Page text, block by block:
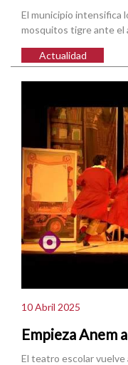
El municipio intensifica
mosquitos tigre ante el
Actualidad
10 Abril 2025
Empieza Anem
El teatro escolar